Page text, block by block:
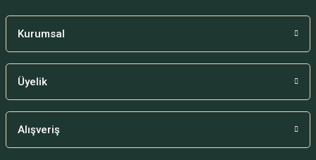
Kurumsal
Üyelik
Alışveriş